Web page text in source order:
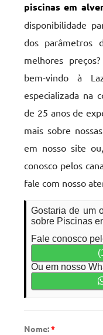
piscinas em
disponibilidade
dos parâmetros
melhores
bem-vindo à
especializada na
de 25 anos de
mais sobre
em nosso site
conosco pelos
fale com nosso
Gostaria de um
sobre Piscinas
Fale conosco
Ou em nosso
Nome:*